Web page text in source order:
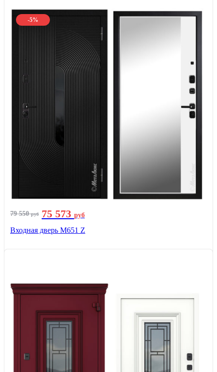
-5%
79 550руб 75 573 руб
Входная дверь М651 Z